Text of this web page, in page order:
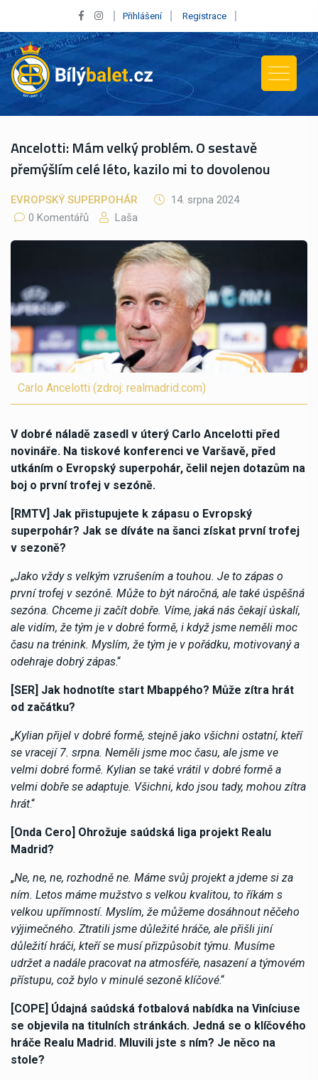
Přihlášení Registrace
Ancelotti: Mám velký problém. O sestavě
přemýšlím celé léto, kazilo mi to dovolenou
EVROPSKÝ SUPERPOHÁR
14. srpna 2024
0 Komentářů
Laša
Carlo Ancelotti (zdroj: realmadrid.com)
V dobré náladě zasedl v úterý Carlo Ancelotti před
novináře. Na tiskové konferenci ve Varšavě, před
utkáním o Evropský superpohár, čelil nejen dotazům na
boj o první trofej v sezóně.
[RMTV] Jak přistupujete k zápasu o Evropský
superpohár? Jak se díváte na šanci získat první trofej
v sezoně?
„Jako vždy s velkým vzrušením a touhou. Je to zápas o
první trofej v sezóně. Může to být náročná, ale také úspěšná
sezóna. Chceme ji začít dobře. Víme, jaká nás čekají úskalí,
ale vidím, že tým je v dobré formě, i když jsme neměli moc
času na trénink. Myslím, že tým je v pořádku, motivovaný a
odehraje dobrý zápas.“
[SER] Jak hodnotíte start Mbappého? Může zítra hrát
od začátku?
„Kylian přijel v dobré formě, stejně jako všichni ostatní, kteří
se vracejí 7. srpna. Neměli jsme moc času, ale jsme ve
velmi dobré formě. Kylian se také vrátil v dobré formě a
velmi dobře se adaptuje. Všichni, kdo jsou tady, mohou zítra
hrát.“
[Onda Cero] Ohrožuje saúdská liga projekt Realu
Madrid?
„Ne, ne, ne, rozhodně ne. Máme svůj projekt a jdeme si za
ním. Letos máme mužstvo s velkou kvalitou, to říkám s
velkou upřímností. Myslím, že můžeme dosáhnout něčeho
výjimečného. Ztratili jsme důležité hráče, ale přišli jiní
důležití hráči, kteří se musí přizpůsobit týmu. Musíme
udržet a nadále pracovat na atmosféře, nasazení a týmovém
přístupu, což bylo v minulé sezoně klíčové.“
[COPE] Údajná saúdská fotbalová nabídka na Viníciuse
se objevila na titulních stránkách. Jedná se o klíčového
hráče Realu Madrid. Mluvili jste s ním? Je něco na
stole?